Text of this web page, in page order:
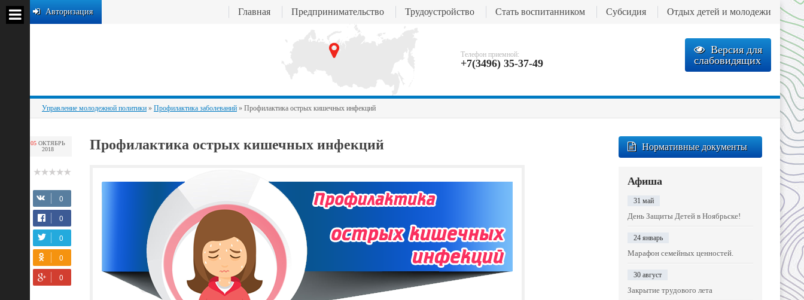
Телефон приемной:
+7(3496) 35-37-49
Версия для
слабовидящих
Авторизация Главная Предпринимательство Трудоустройство Стать воспитанником Субсидия Отдых детей и молодежи
Управление молодежной политики » Профилактика заболеваний » Профилактика острых кишечных инфекций
05 ОКТЯБРЬ
2018
Профилактика острых кишечных инфекций Нормативные документы
Афиша
31 май
День Защиты Детей в Ноябрьске!
24 январь
Марафон семейных ценностей.
30 август
Закрытие трудового лета